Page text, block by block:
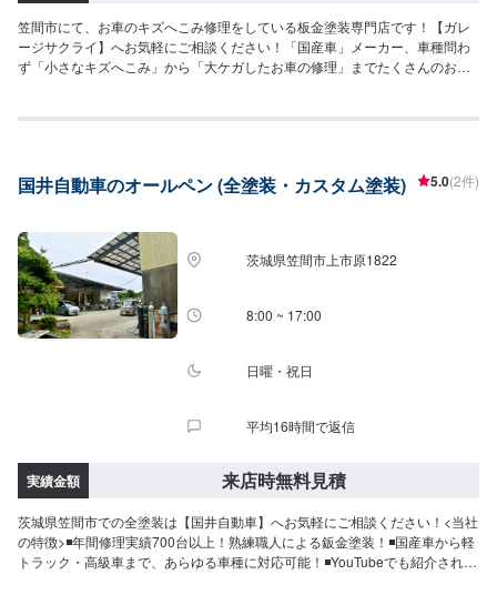
笠間市にて、お車のキズへこみ修理をしている板金塗装専門店です！【ガレ
ージサクライ】へお気軽にご相談ください！「国産車」メーカー、車種問わ
ず「小さなキズへこみ」から「大ケガしたお車の修理」までたくさんのお車
があまり取れない…などのご相談もお気軽にどうぞ！【1】オファーにてお問
する場合がございます。予めご了承ください。-----ご来店時の注意、受付方
約しました」とお伝えください。ご案内いたします。【定休日・営業時間】
定休日：月曜日、第2日曜日、第4日曜日・祝日・ＧＷ・お盆・年末年始営業
時間：9:00~18:00
国井自動車のオールペン (全塗装・カスタム塗装) 5.0(2件)
茨城県笠間市上市原1822
8:00 ~ 17:00
日曜・祝日
平均16時間で返信
実績金額 来店時無料見積
茨城県笠間市での全塗装は【国井自動車】へお気軽にご相談ください！<当社
の特徴>◾年間修理実績700台以上！熟練職人による鈑金塗装！◾国産車から軽
トラック・高級車まで、あらゆる車種に対応可能！◾YouTubeでも紹介された